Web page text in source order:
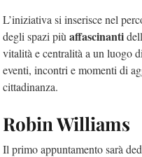
L’iniziativa si inserisce nel
degli spazi più affascinanti
vitalità e centralità a un luogo
eventi, incontri e momenti di
cittadinanza.
Robin Williams
Il primo appuntamento sarà